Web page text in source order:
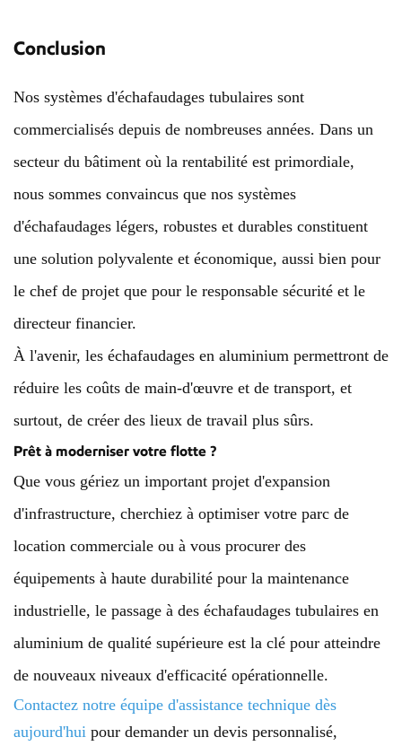
Conclusion
Nos systèmes d'échafaudages tubulaires sont
commercialisés depuis de nombreuses années. Dans un
secteur du bâtiment où la rentabilité est primordiale,
nous sommes convaincus que nos systèmes
d'échafaudages légers, robustes et durables constituent
une solution polyvalente et économique, aussi bien pour
le chef de projet que pour le responsable sécurité et le
directeur financier.
À l'avenir, les échafaudages en aluminium permettront de
réduire les coûts de main-d'œuvre et de transport, et
surtout, de créer des lieux de travail plus sûrs.
Prêt à moderniser votre flotte ?
Que vous gériez un important projet d'expansion
d'infrastructure, cherchiez à optimiser votre parc de
location commerciale ou à vous procurer des
équipements à haute durabilité pour la maintenance
industrielle, le passage à des échafaudages tubulaires en
aluminium de qualité supérieure est la clé pour atteindre
de nouveaux niveaux d'efficacité opérationnelle.
Contactez notre équipe d'assistance technique dès
aujourd'hui pour demander un devis personnalisé,